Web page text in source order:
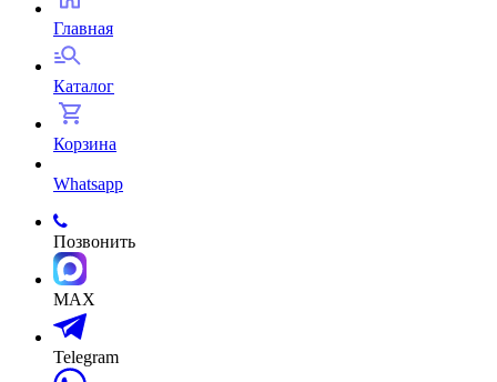
Главная
Каталог
Корзина
Whatsapp
Позвонить
MAX
Telegram